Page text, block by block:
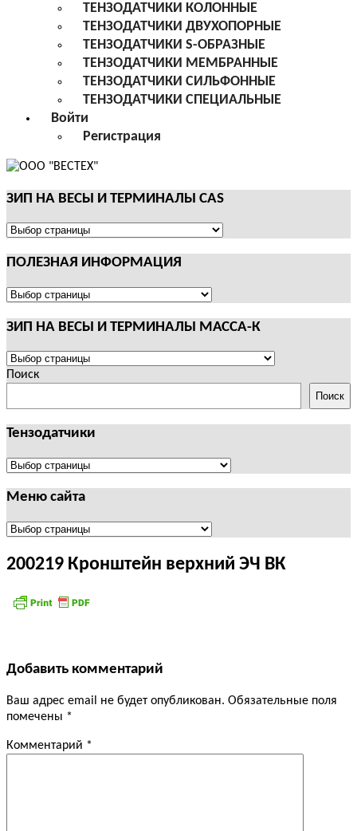
ТЕНЗОДАТЧИКИ КОЛОННЫЕ
ТЕНЗОДАТЧИКИ ДВУХОПОРНЫЕ
ТЕНЗОДАТЧИКИ S-ОБРАЗНЫЕ
ТЕНЗОДАТЧИКИ МЕМБРАННЫЕ
ТЕНЗОДАТЧИКИ СИЛЬФОННЫЕ
ТЕНЗОДАТЧИКИ СПЕЦИАЛЬНЫЕ
Войти
Регистрация
ЗИП НА ВЕСЫ И ТЕРМИНАЛЫ CAS
ЗИП
ВЕСЫ
ТЕРМИНАЛЫ
ПОЛЕЗНАЯ ИНФОРМАЦИЯ
ПОЛЕЗНАЯ
ЗИП НА ВЕСЫ И ТЕРМИНАЛЫ МАССА-К
ЗИП
НА
И
ТЕРМИНАЛЫ
МАССА-
Поиск
Поиск
Тензодатчики
Тензодатчики
Меню сайта
Меню
200219 Кронштейн верхний ЭЧ ВК
Добавить комментарий
Ваш адрес email не будет опубликован. Обязательные поля
помечены *
Комментарий *